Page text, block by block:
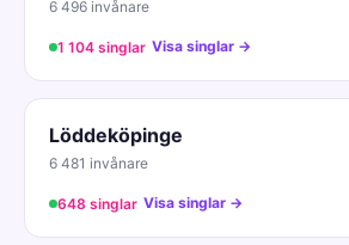
6 496 invånare
1 104 singlar Visa singlar →
Löddeköpinge
6 481 invånare
648 singlar Visa singlar →